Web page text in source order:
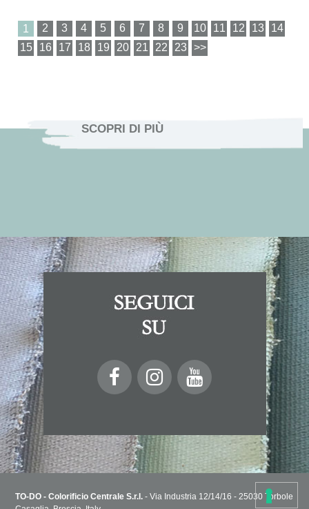
1
SCOPRI DI PIÙ
TO-DO - Colorificio Centrale S.r.l. - Via Industria 12/14/16 - 25030 Torbole